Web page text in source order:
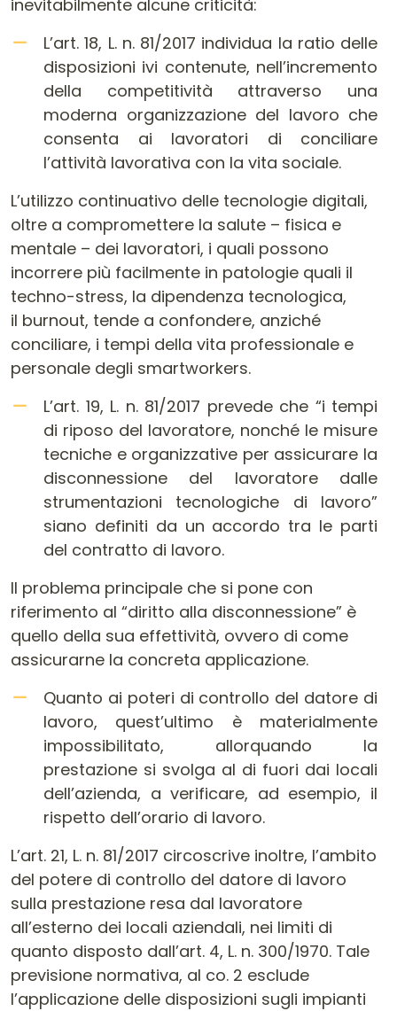
inevitabilmente alcune criticità:
L’art. 18, L. n. 81/2017 individua la ratio delle
disposizioni ivi contenute, nell’incremento
della competitività attraverso una
moderna organizzazione del lavoro che
consenta ai lavoratori di conciliare
l’attività lavorativa con la vita sociale.
L’utilizzo continuativo delle tecnologie digitali,
oltre a compromettere la salute – fisica e
mentale – dei lavoratori, i quali possono
incorrere più facilmente in patologie quali il
techno-stress, la dipendenza tecnologica,
il burnout, tende a confondere, anziché
conciliare, i tempi della vita professionale e
personale degli smartworkers.
L’art. 19, L. n. 81/2017 prevede che “i tempi
di riposo del lavoratore, nonché le misure
tecniche e organizzative per assicurare la
disconnessione del lavoratore dalle
strumentazioni tecnologiche di lavoro”
siano definiti da un accordo tra le parti
del contratto di lavoro.
Il problema principale che si pone con
riferimento al “diritto alla disconnessione” è
quello della sua effettività, ovvero di come
assicurarne la concreta applicazione.
Quanto ai poteri di controllo del datore di
lavoro, quest’ultimo è materialmente
impossibilitato, allorquando la
prestazione si svolga al di fuori dai locali
dell’azienda, a verificare, ad esempio, il
rispetto dell’orario di lavoro.
L’art. 21, L. n. 81/2017 circoscrive inoltre, l’ambito
del potere di controllo del datore di lavoro
sulla prestazione resa dal lavoratore
all’esterno dei locali aziendali, nei limiti di
quanto disposto dall’art. 4, L. n. 300/1970. Tale
previsione normativa, al co. 2 esclude
l’applicazione delle disposizioni sugli impianti